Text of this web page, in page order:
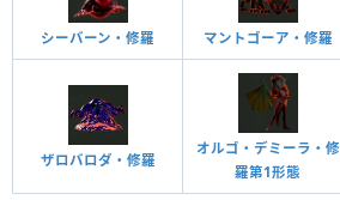
シーバーン・修羅 マントゴーア・修羅
ザロバロダ・修羅
オルゴ・デミーラ・修
羅第1形態